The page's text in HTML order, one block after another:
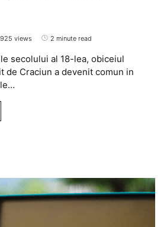
925 views 2 minute read
secolului al 18-lea, obiceiul
de Craciun a devenit comun in